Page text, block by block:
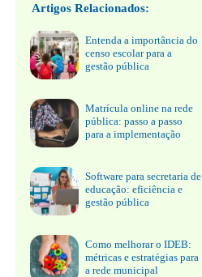
Artigos Relacionados:
Entenda a importância do
censo escolar para a
gestão pública
Matrícula online na rede
pública: passo a passo
para a implementação
Software para secretaria de
educação: eficiência e
gestão pública
Como melhorar o IDEB:
métricas e estratégias para
a rede municipal